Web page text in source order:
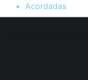
Acordadas